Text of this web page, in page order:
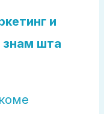
и
знам шта